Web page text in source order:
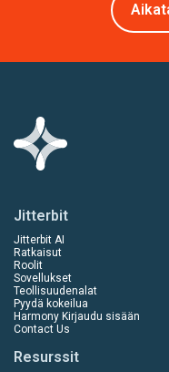
Jitterbit
Jitterbit AI
Ratkaisut
Roolit
Sovellukset
Teollisuudenalat
Pyydä kokeilua
Harmony Kirjaudu sisään
Contact Us
Resurssit